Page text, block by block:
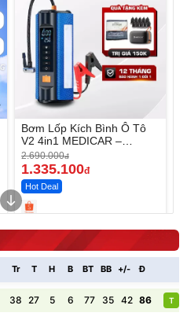
Bơm Lốp Kích Bình Ô Tô
V2 4in1 MEDICAR –
12.000mAh
2.690.000đ
1.335.100đ
Hot Deal
Máy rửa xe cầm tay xịt rửa
cao áp có tạo bọt tuyết
399.000
Tr T H B BT BB +/- Đ
38 27 5 6 77 35 42 86 T